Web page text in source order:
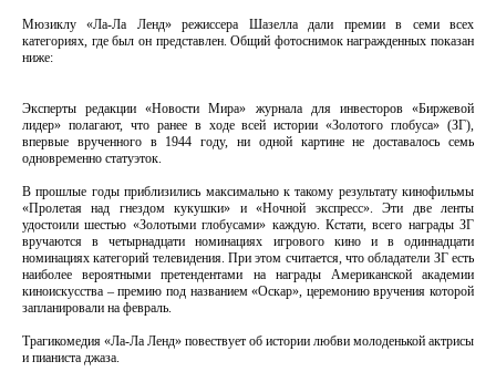
Мюзиклу «Ла-Ла Ленд» режиссера Шазелла дали премии в семи всех
категориях, где был он представлен. Общий фотоснимок награжденных показан
ниже:
Эксперты редакции «Новости Мира» журнала для инвесторов «Биржевой
лидер» полагают, что ранее в ходе всей истории «Золотого глобуса» (ЗГ),
впервые врученного в 1944 году, ни одной картине не доставалось семь
одновременно статуэток.
В прошлые годы приблизились максимально к такому результату кинофильмы
«Пролетая над гнездом кукушки» и «Ночной экспресс». Эти две ленты
удостоили шестью «Золотыми глобусами» каждую. Кстати, всего награды ЗГ
вручаются в четырнадцати номинациях игрового кино и в одиннадцати
номинациях категорий телевидения. При этом считается, что обладатели ЗГ есть
наиболее вероятными претендентами на награды Американской академии
киноискусства – премию под названием «Оскар», церемонию вручения которой
запланировали на февраль.
Трагикомедия «Ла-Ла Ленд» повествует об истории любви молоденькой актрисы
и пианиста джаза.